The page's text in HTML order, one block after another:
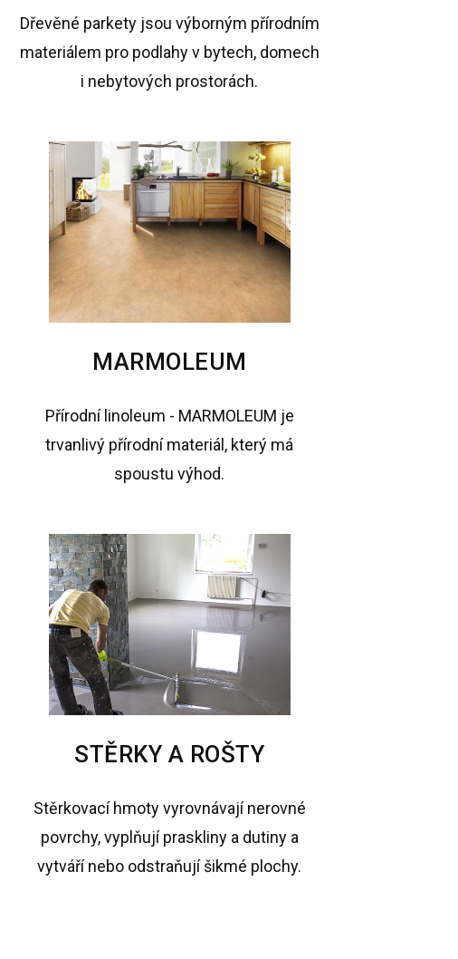
Dřevěné parkety jsou výborným přírodním
materiálem pro podlahy v bytech, domech
i nebytových prostorách.
MARMOLEUM
Přírodní linoleum - MARMOLEUM je
trvanlivý přírodní materiál, který má
spoustu výhod.
STĚRKY A ROŠTY
Stěrkovací hmoty vyrovnávají nerovné
povrchy, vyplňují praskliny a dutiny a
vytváří nebo odstraňují šikmé plochy.